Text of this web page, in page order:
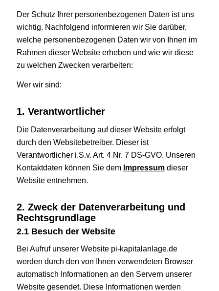
Der Schutz Ihrer personenbezogenen Daten ist uns
wichtig. Nachfolgend informieren wir Sie darüber,
welche personenbezogenen Daten wir von Ihnen im
Rahmen dieser Website erheben und wie wir diese
zu welchen Zwecken verarbeiten:
Wer wir sind:
1. Verantwortlicher
Die Datenverarbeitung auf dieser Website erfolgt
durch den Websitebetreiber. Dieser ist
Verantwortlicher i.S.v. Art. 4 Nr. 7 DS-GVO. Unseren
Kontaktdaten können Sie dem Impressumdieser
Website entnehmen.
2. Zweck der Datenverarbeitung und
Rechtsgrundlage
2.1 Besuch der Website
Bei Aufruf unserer Website pi-kapitalanlage.de
werden durch den von Ihnen verwendeten Browser
automatisch Informationen an den Servern unserer
Website gesendet. Diese Informationen werden